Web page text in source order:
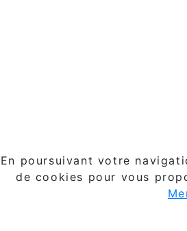
En poursuivant votre
de cookies pour vous